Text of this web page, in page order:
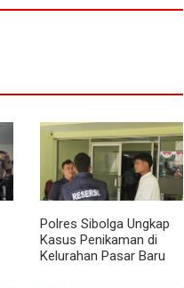
Polres Sibolga Ungkap
Kasus Penikaman di
Kelurahan Pasar Baru